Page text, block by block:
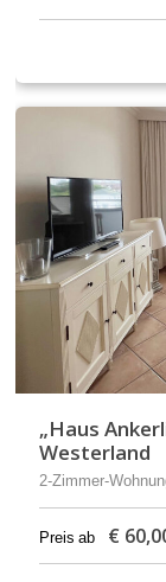
„Haus
Westerland
2-Zimmer-
Preis ab €